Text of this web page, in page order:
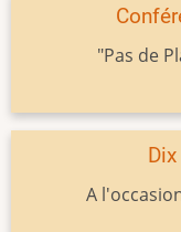
"Pas de
A